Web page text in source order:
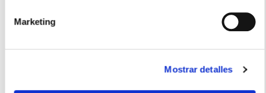
Marketing
Mostrar detalles